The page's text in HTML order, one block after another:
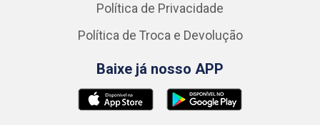
Política de Privacidade
Política de Troca e Devolução
Baixe já nosso APP